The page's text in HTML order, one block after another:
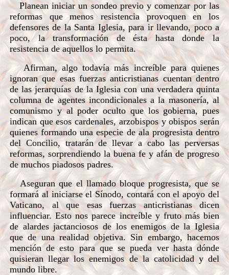
Planean iniciar un sondeo previo y comenzar por las
reformas que menos resistencia provoquen en los
defensores de la Santa Iglesia, para ir llevando, poco a
poco, la transformación de ésta hasta donde la
resistencia de aquellos lo permita.
Afirman, algo todavía más increíble para quienes
ignoran que esas fuerzas anticristianas cuentan dentro
de las jerarquías de la Iglesia con una verdadera quinta
columna de agentes incondicionales a la masonería, al
comunismo y al poder oculto que los gobierna, pues
indican que esos cardenales, arzobispos y obispos serán
quienes formando una especie de ala progresista dentro
del Concilio, tratarán de llevar a cabo las perversas
reformas, sorprendiendo la buena fe y afán de progreso
de muchos piadosos padres.
Aseguran que el llamado bloque progresista, que se
formará al iniciarse el Sínodo, contará con el apoyo del
Vaticano, al que esas fuerzas anticristianas dicen
influenciar. Esto nos parece increíble y fruto más bien
de alardes jactanciosos de los enemigos de la Iglesia
que de una realidad objetiva. Sin embargo, hacemos
mención de esto para que se pueda ver hasta dónde
quisieran llegar los enemigos de la catolicidad y del
mundo libre.